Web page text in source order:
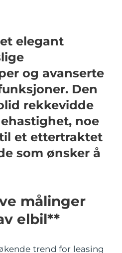
elegant
og avanserte
Den
rekkevidde
noe
et ettertraktet
som ønsker å
målinger
elbil**
trend for leasing